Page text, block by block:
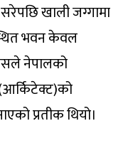
खाली जग्गामा
भवन केवल
नेपालको
प्रतीक थियो।